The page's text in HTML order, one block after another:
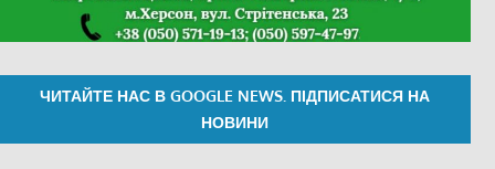
ЧИТАЙТЕ НАС В GOOGLE NEWS. ПІДПИСАТИСЯ НА
НОВИНИ